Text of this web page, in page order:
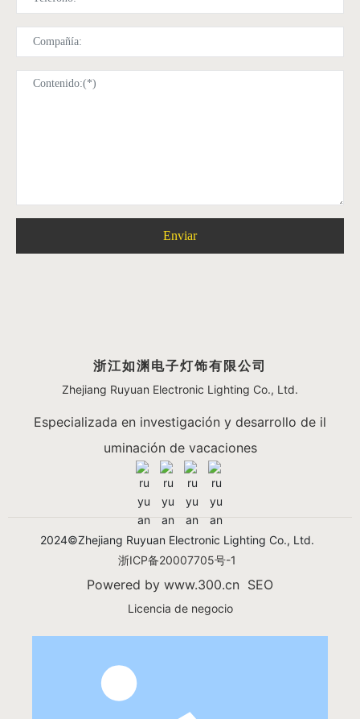
Enviar
浙江如渊电子灯饰有限公司
Zhejiang Ruyuan Electronic Lighting Co., Ltd.
Especializada en investigación y desarrollo de il
uminación de vacaciones
2024©Zhejiang Ruyuan Electronic Lighting Co., Ltd.
浙ICP备20007705号-1
Powered by www.300.cn​ SEO
Licencia de negocio